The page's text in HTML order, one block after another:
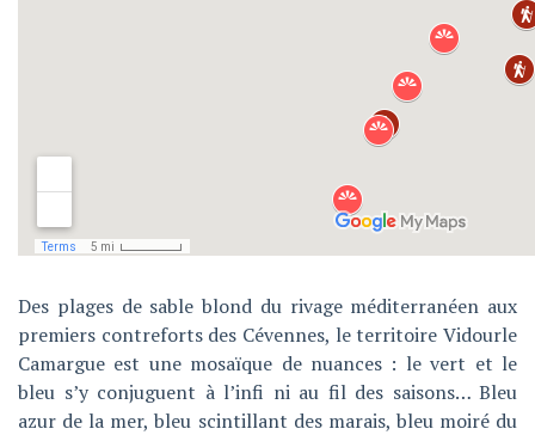
Des plages de sable blond du rivage méditerranéen aux
premiers contreforts des Cévennes, le territoire Vidourle
Camargue est une mosaïque de nuances : le vert et le
bleu s’y conjuguent à l’infi ni au fil des saisons… Bleu
azur de la mer, bleu scintillant des marais, bleu moiré du